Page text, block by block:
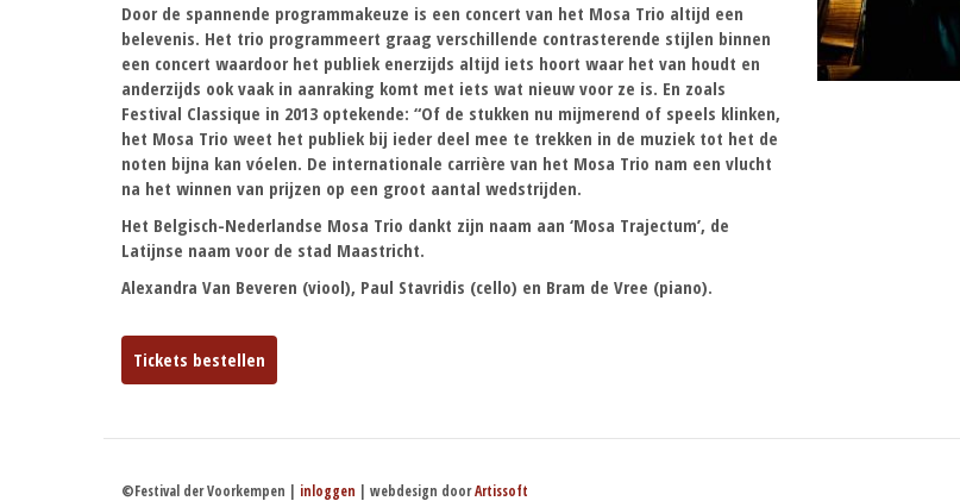
Door de spannende programmakeuze is een concert van het Mosa Trio altijd een
belevenis. Het trio programmeert graag verschillende contrasterende stijlen binnen
een concert waardoor het publiek enerzijds altijd iets hoort waar het van houdt en
anderzijds ook vaak in aanraking komt met iets wat nieuw voor ze is. En zoals
Festival Classique in 2013 optekende: “Of de stukken nu mijmerend of speels klinken,
het Mosa Trio weet het publiek bij ieder deel mee te trekken in de muziek tot het de
noten bijna kan vóelen. De internationale carrière van het Mosa Trio nam een vlucht
na het winnen van prijzen op een groot aantal wedstrijden.
Het Belgisch-Nederlandse Mosa Trio dankt zijn naam aan ‘Mosa Trajectum’, de
Latijnse naam voor de stad Maastricht.
Alexandra Van Beveren (viool), Paul Stavridis (cello) en Bram de Vree (piano).
Tickets bestellen
©Festival der Voorkempen | inloggen | webdesign doorArtissoft